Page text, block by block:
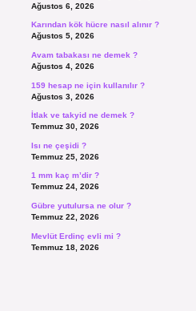
Ağustos 6, 2026
Karından kök hücre nasıl alınır ?
Ağustos 5, 2026
Avam tabakası ne demek ?
Ağustos 4, 2026
159 hesap ne için kullanılır ?
Ağustos 3, 2026
İtlak ve takyid ne demek ?
Temmuz 30, 2026
Isı ne çeşidi ?
Temmuz 25, 2026
1 mm kaç m’dir ?
Temmuz 24, 2026
Gübre yutulursa ne olur ?
Temmuz 22, 2026
Mevlüt Erdinç evli mi ?
Temmuz 18, 2026